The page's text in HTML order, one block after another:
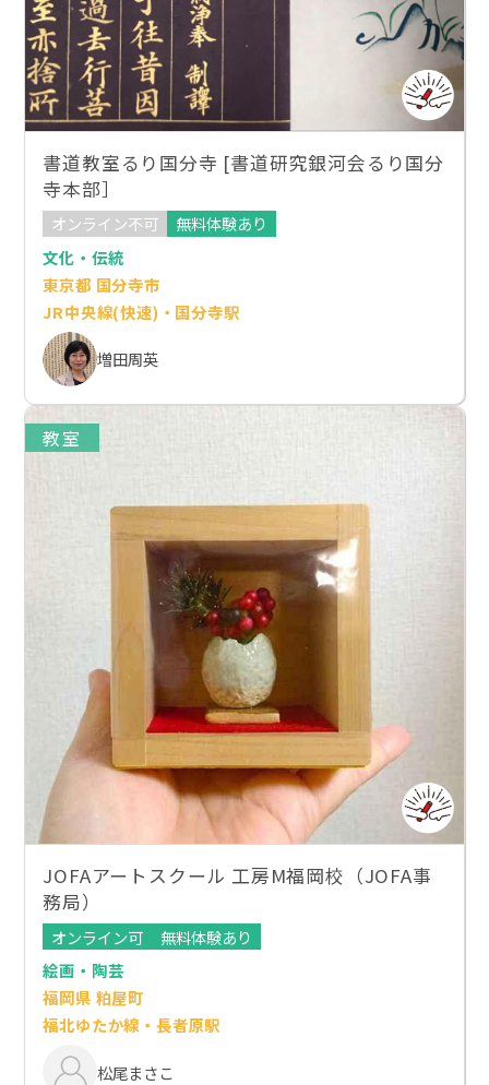
書道教室るり国分寺 [書道研究銀河会るり国分
寺本部］
オンライン不可
無料体験あり
文化・伝統
東京都 国分寺市
JR中央線(快速)・国分寺駅
増田周英
教室
JOFAアートスクール 工房M福岡校（JOFA事
務局）
オンライン可
無料体験あり
絵画・陶芸
福岡県 粕屋町
福北ゆたか線・長者原駅
松尾まさこ